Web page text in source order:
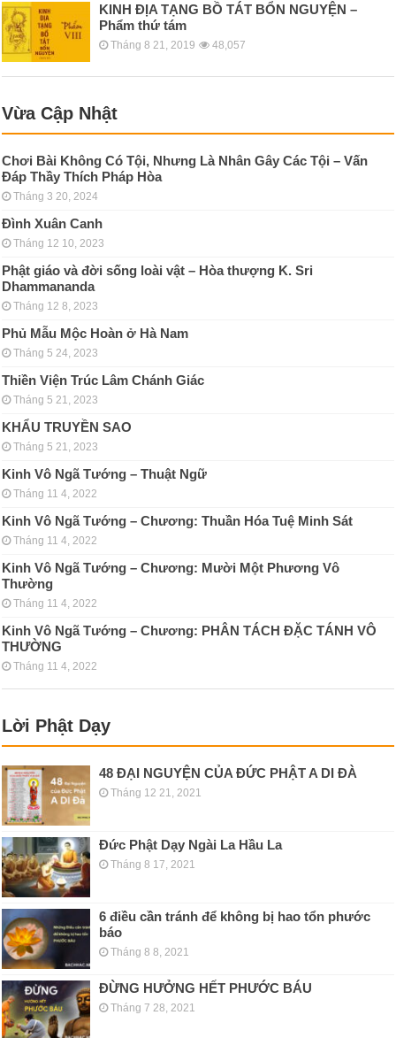
KINH ÐỊA TẠNG BỒ TÁT BỔN NGUYỆN –
Phẩm thứ tám
Tháng 8 21, 2019 48,057
Vừa Cập Nhật
Chơi Bài Không Có Tội, Nhưng Là Nhân Gây Các Tội – Vấn
Đáp Thầy Thích Pháp Hòa
Tháng 3 20, 2024
Đình Xuân Canh
Tháng 12 10, 2023
Phật giáo và đời sống loài vật – Hòa thượng K. Sri
Dhammananda
Tháng 12 8, 2023
Phủ Mẫu Mộc Hoàn ở Hà Nam
Tháng 5 24, 2023
Thiền Viện Trúc Lâm Chánh Giác
Tháng 5 21, 2023
KHẨU TRUYỀN SAO
Tháng 5 21, 2023
Kinh Vô Ngã Tướng – Thuật Ngữ
Tháng 11 4, 2022
Kinh Vô Ngã Tướng – Chương: Thuần Hóa Tuệ Minh Sát
Tháng 11 4, 2022
Kinh Vô Ngã Tướng – Chương: Mười Một Phương Vô
Thường
Tháng 11 4, 2022
Kinh Vô Ngã Tướng – Chương: PHÂN TÁCH ÐẶC TÁNH VÔ
THƯỜNG
Tháng 11 4, 2022
Lời Phật Dạy
48 ĐẠI NGUYỆN CỦA ĐỨC PHẬT A DI ĐÀ
Tháng 12 21, 2021
Đức Phật Dạy Ngài La Hầu La
Tháng 8 17, 2021
6 điều cần tránh để không bị hao tổn phước
báo
Tháng 8 8, 2021
ĐỪNG HƯỞNG HẾT PHƯỚC BÁU
Tháng 7 28, 2021